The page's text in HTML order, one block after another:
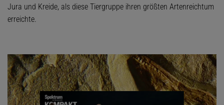
Jura und Kreide, als diese Tiergruppe ihren größten Artenreichtum
erreichte.